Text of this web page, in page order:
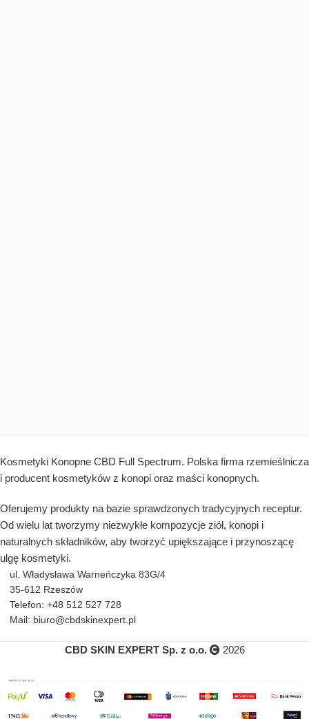
Kosmetyki Konopne CBD Full Spectrum. Polska firma rzemieślnicza
i producent kosmetyków z konopi oraz maści konopnych.
Oferujemy produkty na bazie sprawdzonych tradycyjnych receptur.
Od wielu lat tworzymy niezwykłe kompozycje ziół, konopi i
naturalnych składników, aby tworzyć upiększające i przynoszącę
ulgę kosmetyki.
ul. Władysława Warneńczyka 83G/4
35-612 Rzeszów
Telefon: +48 512 527 728
Mail: biuro@cbdskinexpert.pl
CBD SKIN EXPERT Sp. z o.o. 2026